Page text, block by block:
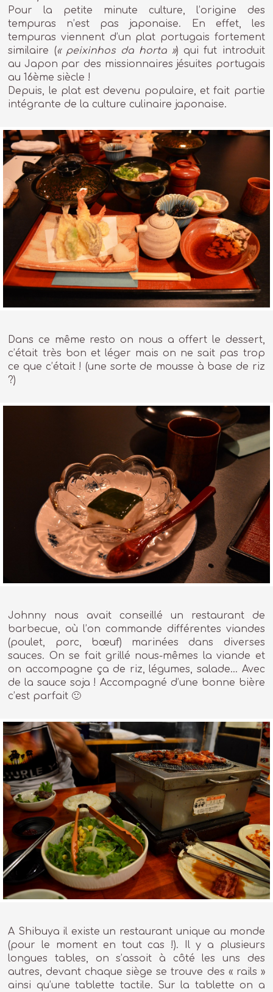
Pour la petite minute culture, l’origine des
tempuras n’est pas japonaise. En effet, les
tempuras viennent d’un plat portugais fortement
similaire (« peixinhos da horta ») qui fut introduit
au Japon par des missionnaires jésuites portugais
au 16ème siècle !
Depuis, le plat est devenu populaire, et fait partie
intégrante de la culture culinaire japonaise.
Dans ce même resto on nous a offert le dessert,
c’était très bon et léger mais on ne sait pas trop
ce que c’était ! (une sorte de mousse à base de riz
?)
Johnny nous avait conseillé un restaurant de
barbecue, où l’on commande différentes viandes
(poulet, porc, bœuf) marinées dans diverses
sauces. On se fait grillé nous-mêmes la viande et
on accompagne ça de riz, légumes, salade… Avec
de la sauce soja ! Accompagné d’une bonne bière
c’est parfait 🙂
A Shibuya il existe un restaurant unique au monde
(pour le moment en tout cas !). Il y a plusieurs
longues tables, on s’assoit à côté les uns des
autres, devant chaque siège se trouve des « rails »
ainsi qu’une tablette tactile. Sur la tablette on a